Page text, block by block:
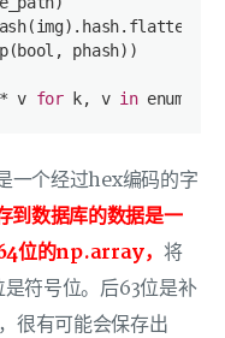
hash.flatten()
(bool , phash))
v for k, v in
一个经过hex编码的字
到数据库的数据是一
位的np.array， 将
符号位。后63位是补
很有可能会保存出